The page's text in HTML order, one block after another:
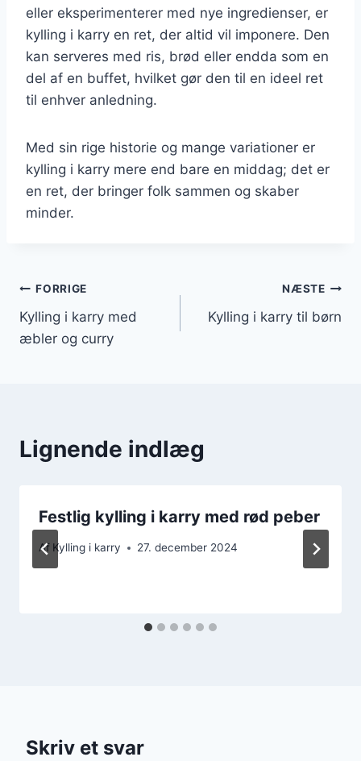
eller eksperimenterer med nye ingredienser, er
kylling i karry en ret, der altid vil imponere. Den
kan serveres med ris, brød eller endda som en
del af en buffet, hvilket gør den til en ideel ret
til enhver anledning.
Med sin rige historie og mange variationer er
kylling i karry mere end bare en middag; det er
en ret, der bringer folk sammen og skaber
minder.
Indlægsnavigation
FORRIGE
Kylling i karry med
æbler og curry
NÆSTE
Kylling i karry til børn
Lignende indlæg
Festlig kylling i karry med rød peber
Af Kylling i karry 27. december 2024
Skriv et svar